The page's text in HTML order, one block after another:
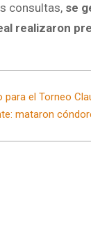
consultas, se
realizaron
para el Torneo
mataron